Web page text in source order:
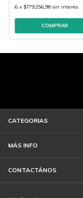
6 x $179.256,98 sin interés
CATEGORIAS
MÁS INFO
CONTACTÁNOS